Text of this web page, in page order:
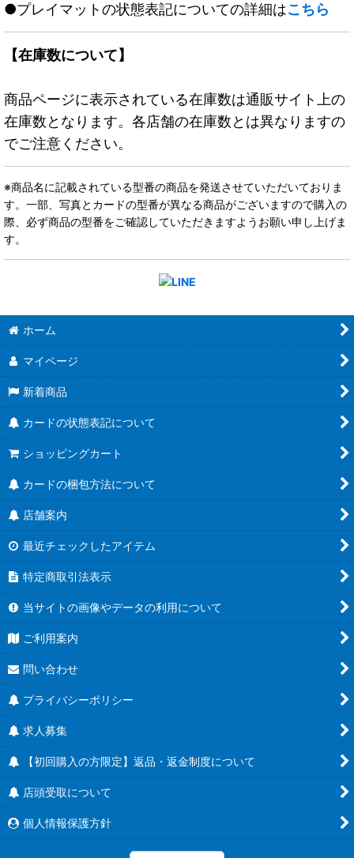
●プレイマットの状態表記についての詳細はこちら
【在庫数について】
商品ページに表示されている在庫数は通販サイト上の
在庫数となります。各店舗の在庫数とは異なりますの
でご注意ください。
※商品名に記載されている型番の商品を発送させていただいておりま
す。一部、写真とカードの型番が異なる商品がございますので購入の
際、必ず商品の型番をご確認していただきますようお願い申し上げま
す。
ホーム
マイページ
新着商品
カードの状態表記について
ショッピングカート
カードの梱包方法について
店舗案内
最近チェックしたアイテム
特定商取引法表示
当サイトの画像やデータの利用について
ご利用案内
問い合わせ
プライバシーポリシー
求人募集
【初回購入の方限定】返品・返金制度について
店頭受取について
個人情報保護方針